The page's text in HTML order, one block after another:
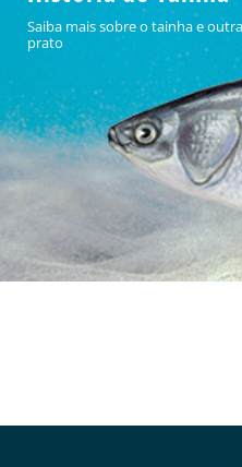
Saiba mais sobre o tainha e
prato